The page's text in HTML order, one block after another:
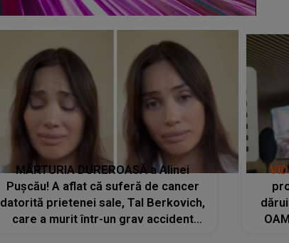
MĂRTURIA DUREROASĂ a Alinei
Pușcău! A aflat că suferă de cancer
datorită prietenei sale, Tal Berkovich,
care a murit într-un grav accident